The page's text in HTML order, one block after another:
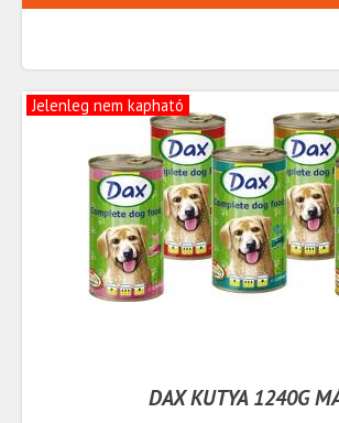
Jelenleg nem kapható
DAX KUTYA 1240G